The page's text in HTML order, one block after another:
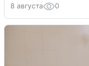
8 августа 0